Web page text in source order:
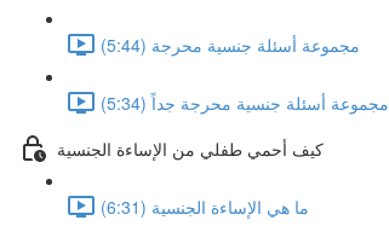
مجموعة أسئلة جنسية محرجة (5:44)
مجموعة أسئلة جنسية محرجة جداً (5:34)
كيف أحمي طفلي من الإساءة الجنسية
ما هي الإساءة الجنسية (6:31)